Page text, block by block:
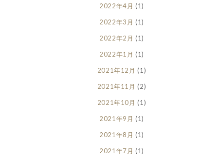
2022年4月 (1)
2022年3月 (1)
2022年2月 (1)
2022年1月 (1)
2021年12月 (1)
2021年11月 (2)
2021年10月 (1)
2021年9月 (1)
2021年8月 (1)
2021年7月 (1)